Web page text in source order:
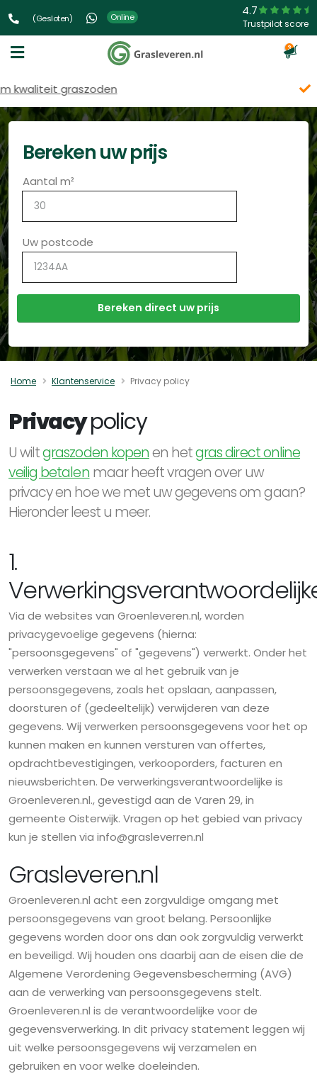
(Gesloten) Online 4.7
Trustpilot score
3
Bereken uw prijs
Aantal m²
Uw postcode
Home Klantenservice Privacy policy
Privacypolicy
U wiltgraszoden kopenen hetgras direct online
veilig betalen maar heeft vragen over uw
privacy en hoe we met uw gegevens om gaan?
Hieronder leest u meer.
1.
Via de websites van Groenleveren.nl, worden
privacygevoelige gegevens (hierna:
"persoonsgegevens" of "gegevens") verwerkt. Onder het
verwerken verstaan we al het gebruik van je
persoonsgegevens, zoals het opslaan, aanpassen,
doorsturen of (gedeeltelijk) verwijderen van deze
gegevens. Wij verwerken persoonsgegevens voor het op
kunnen maken en kunnen versturen van offertes,
opdrachtbevestigingen, verkooporders, facturen en
nieuwsberichten. De verwerkingsverantwoordelijke is
Groenleveren.nl., gevestigd aan de Varen 29, in
gemeente Oisterwijk. Vragen op het gebied van privacy
kun je stellen via info@grasleverren.nl
Grasleveren.nl
Groenleveren.nl acht een zorgvuldige omgang met
persoonsgegevens van groot belang. Persoonlijke
gegevens worden door ons dan ook zorgvuldig verwerkt
en beveiligd. Wij houden ons daarbij aan de eisen die de
Algemene Verordening Gegevensbescherming (AVG)
aan de verwerking van persoonsgegevens stelt.
Groenleveren.nl is de verantwoordelijke voor de
gegevensverwerking. In dit privacy statement leggen wij
uit welke persoonsgegevens wij verzamelen en
gebruiken en voor welke doeleinden.